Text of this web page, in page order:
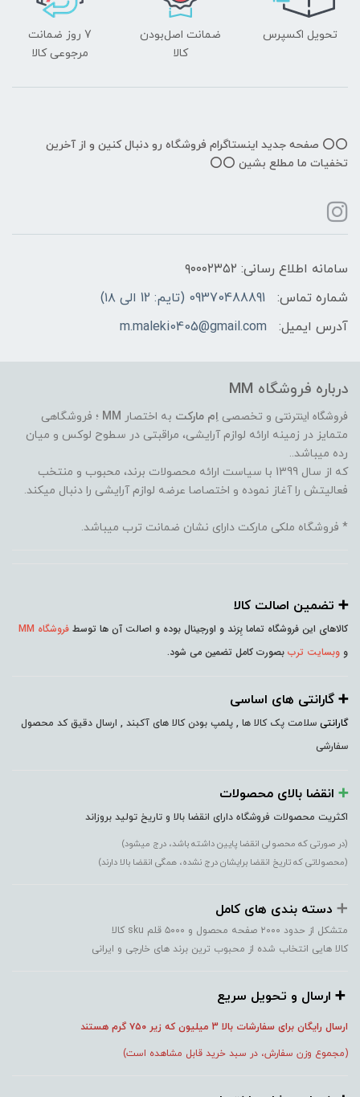
تحویل اکسپرس
ضمانت اصل‌بودن
کالا
7 روز ضمانت
مرجوعی کالا
⭕️⭕️ صفحه جدید اینستاگرام فروشگاه رو دنبال کنین و از آخرین
تخفیات ما مطلع بشین ⭕️⭕️
سامانه اطلاع رسانی: ۹۰۰۰۲۳۵۲
شماره تماس:
09370488891 (تایم: 12 الی ۱۸)
آدرس ایمیل:
m.maleki0405@gmail.com
درباره فروشگاه MM
فروشگاه اینترنتی و تخصصی اِم مارکت به اختصار MM ؛ فروشگاهی
متمایز در زمینه ارائه لوازم آرایشی، مراقبتی در سطوح لوکس و میان
رده میباشد..
که از سال 1399 با سیاست ارائه محصولات برند، محبوب و منتخب
فعالیتش را آغاز نموده و اختصاصا عرضه لوازم آرایشی را دنبال میکند.
* فروشگاه ملکی مارکت دارای نشان ضمانت ترب میباشد.
➕️ تضمین اصالت کالا
کالاهای این فروشگاه تماما بِرَند و اورجینال بوده و اصالت آن ها توسط فروشگاه MM
و وبسایت ترب بصورت کامل تضمین می شود.
➕️ گارانتی های اساسی
گارانتی سلامت پک کالا ها , پلمپ بودن کالا های آکبند , ارسال دقیق کد محصول
سفارشی
➕️ انقضا بالای محصولات
اکثریت محصولات فروشگاه دارای انقضا بالا و تاریخ تولید بروزاند
(در صورتی که محصولی انقضا پایین داشته باشد، درج میشود)
(محصولاتی که تاریخ انقضا برایشان درج نشده، همگی انقضا بالا دارند)
➕️ دسته بندی های کامل
متشکل از حدود ۲۰۰۰ صفحه محصول و ۵۰۰۰ قلم sku کالا
کالا هایی انتخاب شده از محبوب ترین برند های خارجی و ایرانی
➕️ ارسال و تحویل سریع
ارسال رایگان برای سفارشات بالا 3 میلیون که زیر ۷۵۰ گرم هستند
(مجموع وزن سفارش، در سبد خرید قابل مشاهده است)